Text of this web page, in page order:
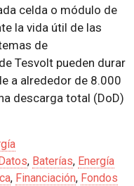
celda o módulo de
la vida útil de las
de
Tesvolt pueden durar
a alrededor de 8.000
descarga total (DoD)
, Baterías, Energía
, Financiación, Fondos